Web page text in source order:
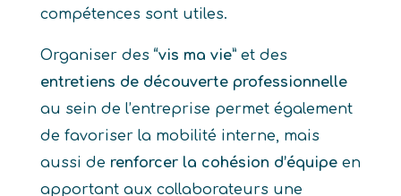
compétences sont utiles.
Organiser des“vis ma vie” et des
entretiens de découverte professionnelle
au sein de l’entreprise permet également
de favoriser la mobilité interne, mais
aussi de renforcer la cohésion d’équipeen
apportant aux collaborateurs une